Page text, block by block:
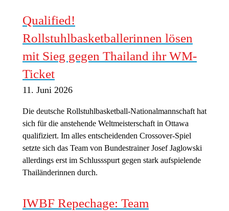
Qualified!
Rollstuhlbasketballerinnen lösen
mit Sieg gegen Thailand ihr WM-
Ticket
11. Juni 2026
Die deutsche Rollstuhlbasketball-Nationalmannschaft hat
sich für die anstehende Weltmeisterschaft in Ottawa
qualifiziert. Im alles entscheidenden Crossover-Spiel
setzte sich das Team von Bundestrainer Josef Jaglowski
allerdings erst im Schlussspurt gegen stark aufspielende
Thailänderinnen durch.
IWBF Repechage: Team